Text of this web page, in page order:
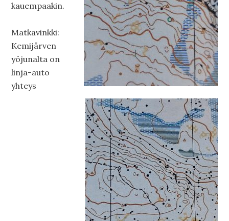
kauempaakin.
Matkavinkki:
Kemijärven
yöjunalta on
linja-auto
yhteys